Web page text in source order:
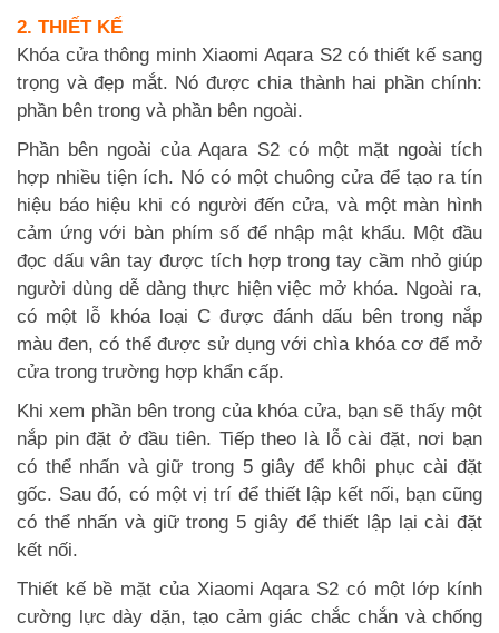
2. THIẾT KẾ
Khóa cửa thông minh Xiaomi Aqara S2 có thiết kế sang
trọng và đẹp mắt. Nó được chia thành hai phần chính:
phần bên trong và phần bên ngoài.
Phần bên ngoài của Aqara S2 có một mặt ngoài tích
hợp nhiều tiện ích. Nó có một chuông cửa để tạo ra tín
hiệu báo hiệu khi có người đến cửa, và một màn hình
cảm ứng với bàn phím số để nhập mật khẩu. Một đầu
đọc dấu vân tay được tích hợp trong tay cầm nhỏ giúp
người dùng dễ dàng thực hiện việc mở khóa. Ngoài ra,
có một lỗ khóa loại C được đánh dấu bên trong nắp
màu đen, có thể được sử dụng với chìa khóa cơ để mở
cửa trong trường hợp khẩn cấp.
Khi xem phần bên trong của khóa cửa, bạn sẽ thấy một
nắp pin đặt ở đầu tiên. Tiếp theo là lỗ cài đặt, nơi bạn
có thể nhấn và giữ trong 5 giây để khôi phục cài đặt
gốc. Sau đó, có một vị trí để thiết lập kết nối, bạn cũng
có thể nhấn và giữ trong 5 giây để thiết lập lại cài đặt
kết nối.
Thiết kế bề mặt của Xiaomi Aqara S2 có một lớp kính
cường lực dày dặn, tạo cảm giác chắc chắn và chống